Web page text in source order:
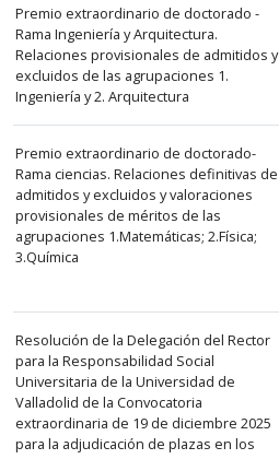
fecha
de
publicación,
en
la
última
columna
el
enlace
que
un
PDF
con
el
detalle
del
Premio extraordinario de doctorado -
Rama Ingeniería y Arquitectura.
Relaciones provisionales de admitidos y
excluidos de las agrupaciones 1.
Ingeniería y 2. Arquitectura
Premio extraordinario de doctorado-
Rama ciencias. Relaciones definitivas de
admitidos y excluidos y valoraciones
provisionales de méritos de las
agrupaciones 1.Matemáticas; 2.Física;
3.Química
Resolución de la Delegación del Rector
para la Responsabilidad Social
Universitaria de la Universidad de
Valladolid de la Convocatoria
extraordinaria de 19 de diciembre 2025
para la adjudicación de plazas en los